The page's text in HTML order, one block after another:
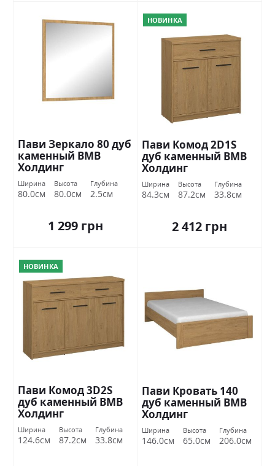
Пави Зеркало 80 дуб
каменный ВМВ
Холдинг
Ширина
80.0см
Высота
80.0см
Глубина
2.5см
1 299 грн
НОВИНКА
Пави Комод 2D1S
дуб каменный ВМВ
Холдинг
Ширина
84.3см
Высота
87.2см
Глубина
33.8см
2 412 грн
НОВИНКА
Пави Комод 3D2S
дуб каменный ВМВ
Холдинг
Ширина
124.6см
Высота
87.2см
Глубина
33.8см
Пави Кровать 140
дуб каменный ВМВ
Холдинг
Ширина
146.0см
Высота
65.0см
Глубина
206.0см